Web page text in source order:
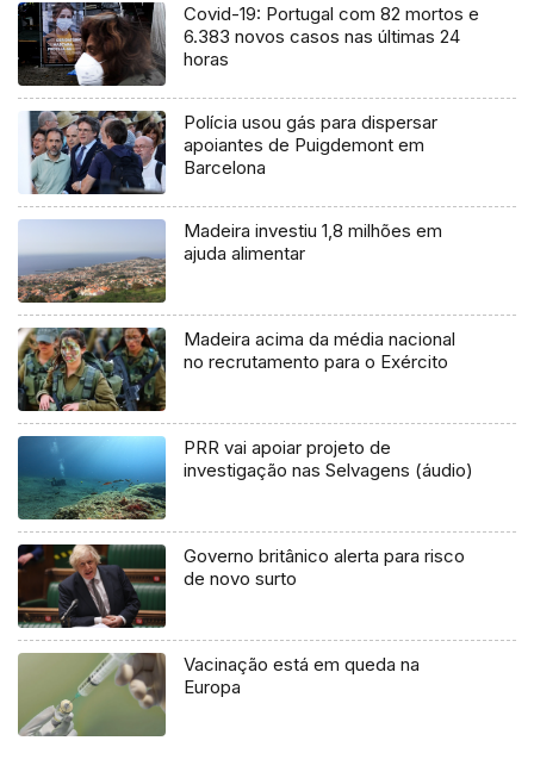
Covid-19: Portugal com 82 mortos e
6.383 novos casos nas últimas 24
horas
Polícia usou gás para dispersar
apoiantes de Puigdemont em
Barcelona
Madeira investiu 1,8 milhões em
ajuda alimentar
Madeira acima da média nacional
no recrutamento para o Exército
PRR vai apoiar projeto de
investigação nas Selvagens (áudio)
Governo britânico alerta para risco
de novo surto
Vacinação está em queda na
Europa